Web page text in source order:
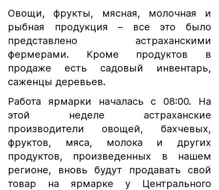
Овощи, фрукты, мясная, молочная и
рыбная продукция – все это было
представлено астраханскими
фермерами. Кроме продуктов в
продаже есть садовый инвентарь,
саженцы деревьев.
Работа ярмарки началась с 08:00. На
этой неделе астраханские
производители овощей, бахчевых,
фруктов, мяса, молока и других
продуктов, произведенных в нашем
регионе, вновь будут продавать свой
товар на ярмарке у Центрального